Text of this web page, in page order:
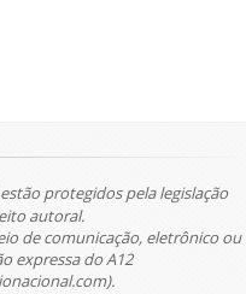
protegidos pela legislação
autoral.
de comunicação, eletrônico ou
expressa do A12